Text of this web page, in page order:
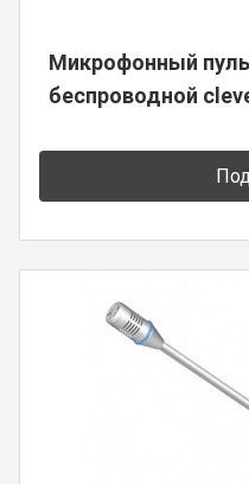
Микрофонный
беспроводной